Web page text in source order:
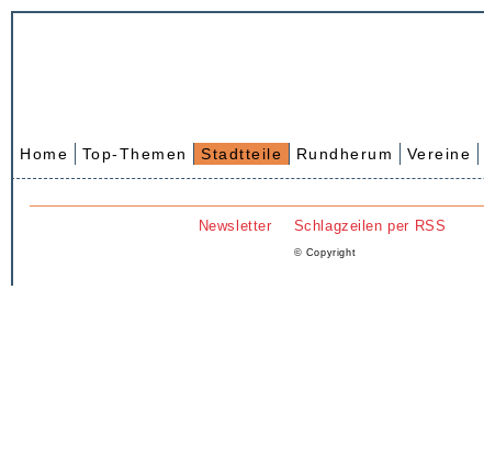
Home Top-Themen Stadtteile Rundherum Vereine
Newsletter Schlagzeilen per RSS
© Copyright